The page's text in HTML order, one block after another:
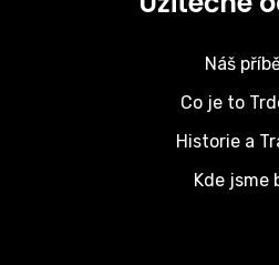
Náš
Co je to
Historie a
Kde jsme